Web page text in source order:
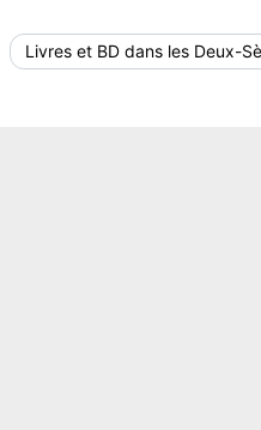
Livres et BD dans les Deux-